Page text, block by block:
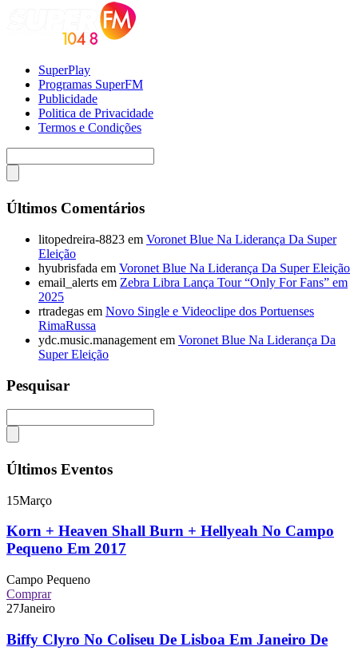
SuperPlay
Programas SuperFM
Publicidade
Politica de Privacidade
Termos e Condições
Últimos Comentários
litopedreira-8823 em Voronet Blue Na Liderança Da Super
Eleição
hyubrisfada em Voronet Blue Na Liderança Da Super Eleição
email_alerts em Zebra Libra Lança Tour “Only For Fans” em
2025
rtradegas em Novo Single e Videoclipe dos Portuenses
RimaRussa
ydc.music.management em Voronet Blue Na Liderança Da
Super Eleição
Pesquisar
Últimos Eventos
15Março
Korn + Heaven Shall Burn + Hellyeah No Campo
Pequeno Em 2017
Campo Pequeno
Comprar
27Janeiro
Biffy Clyro No Coliseu De Lisboa Em Janeiro De